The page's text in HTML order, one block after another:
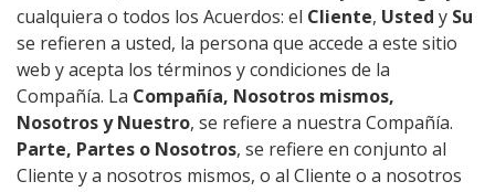
cualquiera o todos los Acuerdos: el Cliente, Usted y Su
se refieren a usted, la persona que accede a este sitio
web y acepta los términos y condiciones de la
Compañía. La Compañía, Nosotros mismos,
Nosotros y Nuestro, se refiere a nuestra Compañía.
Parte, Partes o Nosotros, se refiere en conjunto al
Cliente y a nosotros mismos, o al Cliente o a nosotros